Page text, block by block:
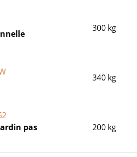
300 kg
340 kg
pas
200 kg